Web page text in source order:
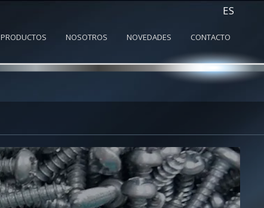
ES
PRODUCTOS NOSOTROS NOVEDADES CONTACTO